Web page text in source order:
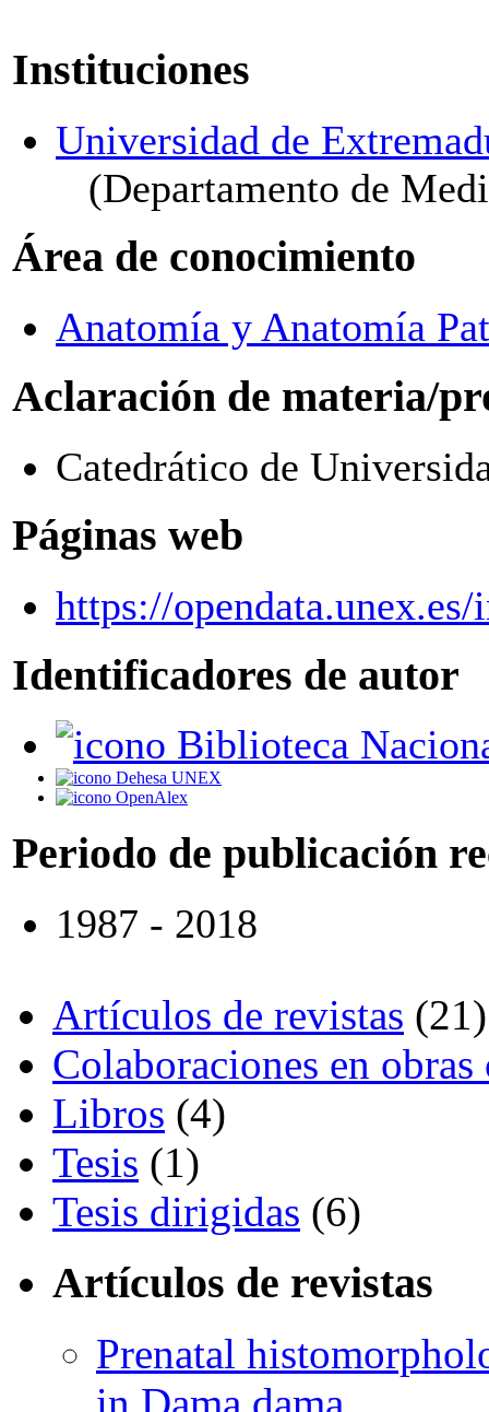
Instituciones
Universidad de
(Departamento de
Área de conocimiento
Anatomía y Anatomía
Aclaración de materia/
Catedrático de
Páginas web
https://
Identificadores de autor
Biblioteca
Dehesa UNEX
OpenAlex
Periodo de publicación
1987 - 2018
Artículos de revistas (21)
Colaboraciones en
Libros (4)
Tesis (1)
Tesis dirigidas (6)
Artículos de revistas
Prenatal
in Dama dama